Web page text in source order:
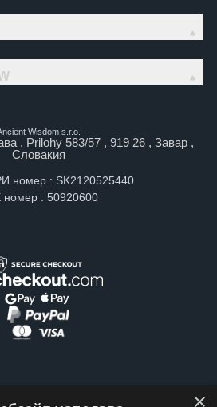
Wisdom s.r.o.
, Prilohy 583/57 , 919 26 , Завар ,
Словакия
номер : SK2120525440
номер : 50920600
×